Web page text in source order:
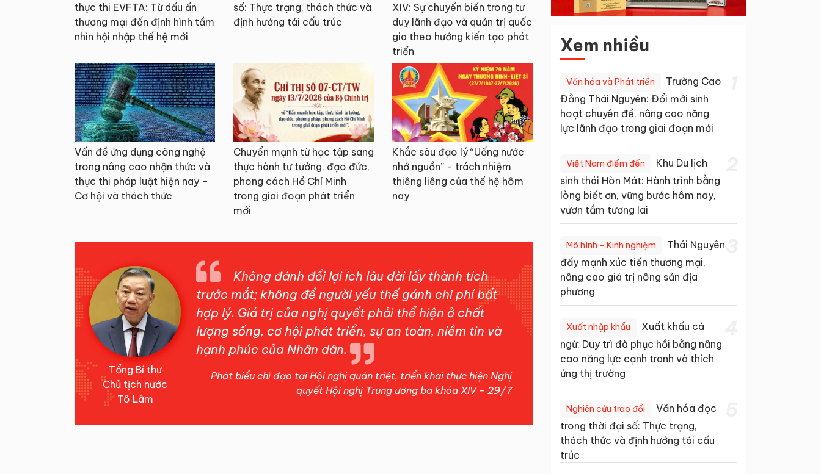
thực thi EVFTA: Từ dấu ấn
thương mại đến định hình tầm
nhìn hội nhập thế hệ mới
số: Thực trạng, thách thức và
định hướng tái cấu trúc
XIV: Sự chuyển biến trong tư
duy lãnh đạo và quản trị quốc
gia theo hướng kiến tạo phát
triển
Vấn đề ứng dụng công nghệ
trong nâng cao nhận thức và
thực thi pháp luật hiện nay –
Cơ hội và thách thức
Chuyển mạnh từ học tập sang
thực hành tư tưởng, đạo đức,
phong cách Hồ Chí Minh
trong giai đoạn phát triển
mới
Khắc sâu đạo lý “Uống nước
nhớ nguồn” - trách nhiệm
thiêng liêng của thế hệ hôm
nay
Tổng Bí thư
Chủ tịch nước
Tô Lâm
Không đánh đổi lợi ích lâu dài lấy thành tích
trước mắt; không để người yếu thế gánh chi phí bất
hợp lý. Giá trị của nghị quyết phải thể hiện ở chất
lượng sống, cơ hội phát triển, sự an toàn, niềm tin và
hạnh phúc của Nhân dân.
Phát biểu chỉ đạo tại Hội nghị quán triệt, triển khai thực hiện Nghị
quyết Hội nghị Trung ương ba khóa XIV - 29/7
Xem nhiều
Văn hóa và Phát triển
Trường Cao
Đẳng Thái Nguyên: Đổi mới sinh
hoạt chuyên đề, nâng cao năng
lực lãnh đạo trong giai đoạn mới
Việt Nam điểm đến
Khu Du lịch
sinh thái Hòn Mát: Hành trình bằng
lòng biết ơn, vững bước hôm nay,
vươn tầm tương lai
Mô hình - Kinh nghiệm
Thái Nguyên
đẩy mạnh xúc tiến thương mại,
nâng cao giá trị nông sản địa
phương
Xuất nhập khẩu
Xuất khẩu cá
ngừ: Duy trì đà phục hồi bằng nâng
cao năng lực cạnh tranh và thích
ứng thị trường
Nghiên cứu trao đổi
Văn hóa đọc
trong thời đại số: Thực trạng,
thách thức và định hướng tái cấu
trúc